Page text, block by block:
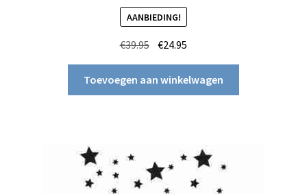
AANBIEDING!
€39.95 Oorspronkelijke
prijs
was:
€39.95.
€24.95
prijs
is:
€24.95.
Toevoegen aan winkelwagen